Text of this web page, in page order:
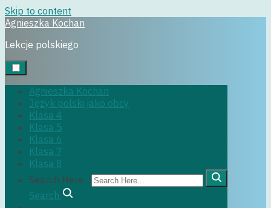
Skip to content
Agnieszka Kochan
Lekcje polskiego
Agnieszka Kochan
Język polski jako obcy
Klasa 4
Klasa 5
Klasa 6
Klasa 7
Klasa 8
Search Here...
Search
klasa5